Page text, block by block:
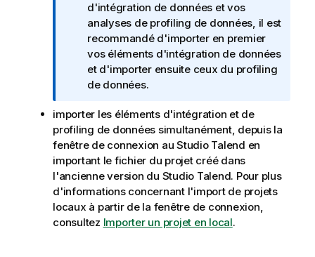
t
e
I
n
f
o
m
a
t
i
o
n
s
d'intégration de données et vos
analyses de profiling de données, il est
recommandé d'importer en premier
vos éléments d'intégration de données
et d'importer ensuite ceux du profiling
de données.
importer les éléments d'intégration et de
profiling de données simultanément, depuis la
fenêtre de connexion au Studio Talend en
important le fichier du projet créé dans
l'ancienne version du Studio Talend. Pour plus
d'informations concernant l'import de projets
locaux à partir de la fenêtre de connexion,
consultez Importer un projet en local.